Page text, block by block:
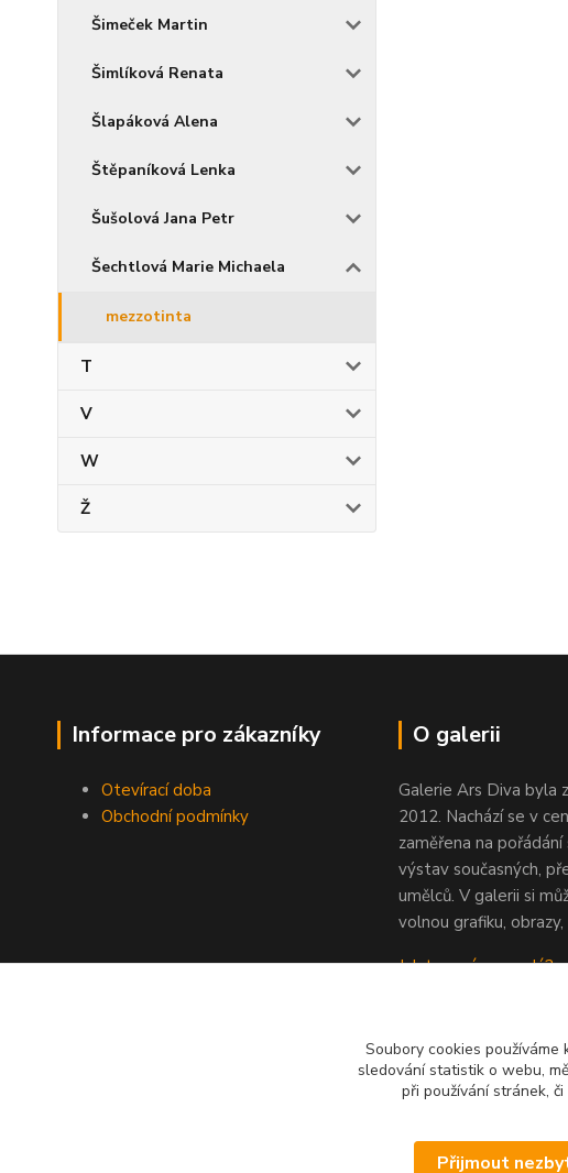
Šimeček Martin
Šimlíková Renata
Šlapáková Alena
Štěpaníková Lenka
Šušolová Jana Petr
Šechtlová Marie Michaela
mezzotinta
T
V
W
Ž
Informace pro zákazníky
Otevírací doba
Obchodní podmínky
O galerii
Galerie Ars Diva byla
2012. Nachází se v
zaměřena na
výstav současných,
umělců. V galerii si
volnou grafiku, obrazy,
Jak to u nás vypadá?
Soubory cookies
sledování statistik o webu,
při používání stránek,
Přijmout